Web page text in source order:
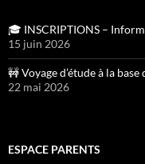
🎓 INSCRIPTIONS –
15 juin 2026
🚧 Voyage d’étude à la
22 mai 2026
ESPACE PARENTS